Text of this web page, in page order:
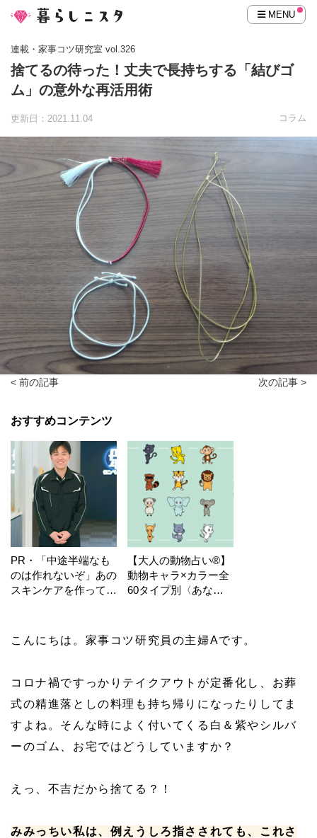
MENU
連載・家事コツ研究室 vol.326
捨てるの待った！丈夫で長持ちする「結びゴ
ム」の意外な再活用術
更新日：2021.11.04 コラム
< 前の記事 次の記事 >
おすすめコンテンツ
PR・「中途半端なも
のは作れないぞ」あの
スキンケアを作ってい
【大人の動物占い®】
動物キャラ×カラー全
60タイプ別〈あなた
こんにちは。家事コツ研究員の主婦Aです。
コロナ禍ですっかりテイクアウトが定番化し、お葬
式の精進落としの料理も持ち帰りになったりしてま
すよね。そんな時によく付いてくる白＆紫やシルバ
ーのゴム、お宅ではどうしていますか？
えっ、不吉だから捨てる？！
みみっちい私は、例えうしろ指さされても、これさ